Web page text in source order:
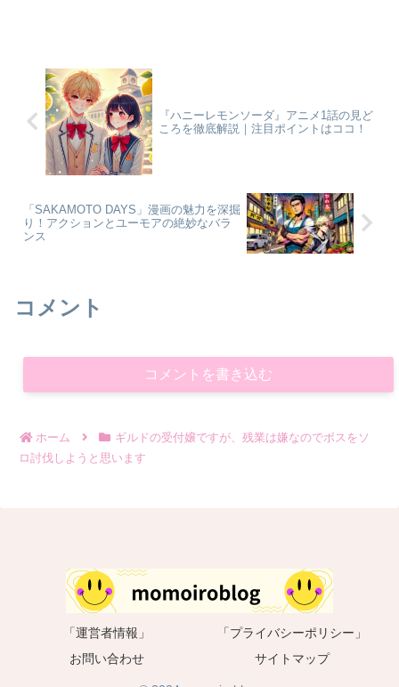
『ハニーレモンソーダ』アニメ1話の見ど
ころを徹底解説｜注目ポイントはココ！
「SAKAMOTO DAYS」漫画の魅力を深掘
り！アクションとユーモアの絶妙なバラ
ンス
コメント
コメントを書き込む
ホーム
ギルドの受付嬢ですが、残業は嫌なのでボスをソ
ロ討伐しようと思います
「運営者情報」
「プライバシーポリシー」
お問い合わせ
サイトマップ